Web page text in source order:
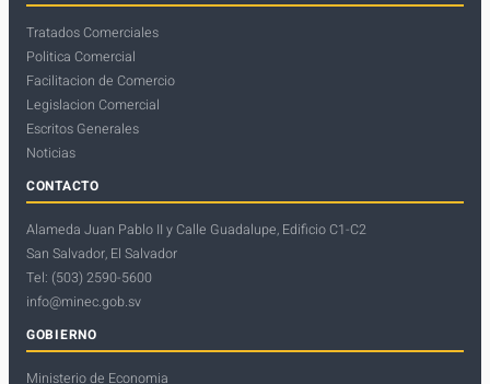
Tratados Comerciales
Politica Comercial
Facilitacion de Comercio
Legislacion Comercial
Escritos Generales
Noticias
CONTACTO
Alameda Juan Pablo II y Calle Guadalupe, Edificio C1-C2
San Salvador, El Salvador
Tel: (503) 2590-5600
info@minec.gob.sv
GOBIERNO
Ministerio de Economia